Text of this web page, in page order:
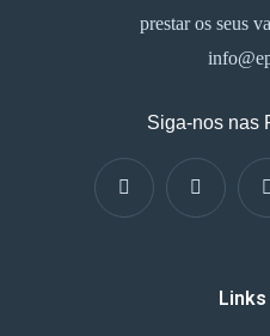
prestar os seus
Siga-nos nas